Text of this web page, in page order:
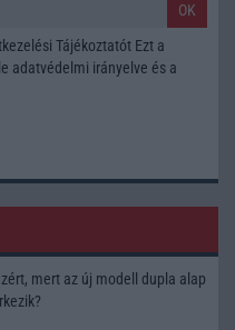
OK
Tájékoztatót Ezt a
adatvédelmi irányelve és a
mert az új modell dupla alap